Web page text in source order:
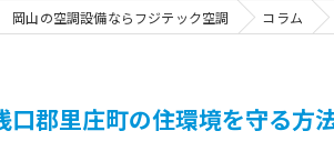
岡山の空調設備ならフジテック空調 コラム
郡里庄町の住環境を守る方